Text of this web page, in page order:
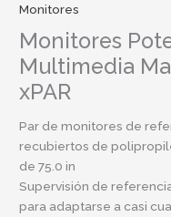
Monitores
Monitores
Multimedia
xPAR
Par de monitores de
recubiertos de
de 75.0 in
Supervisión de
para adaptarse a casi